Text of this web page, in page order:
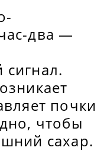
два —
почки
чтобы
сахар.